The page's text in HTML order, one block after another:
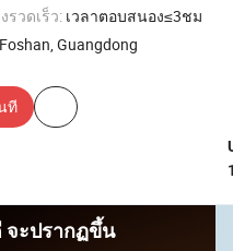
รวดเร็ว: เวลาตอบสนอง≤3ชม
Foshan, Guangdong
ที
จะปรากฏขึ้น